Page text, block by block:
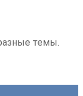
темы.